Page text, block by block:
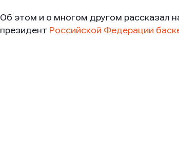
Об этом и о многом другом рассказал
президент Российской Федерации